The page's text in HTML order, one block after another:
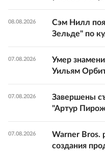
08.08.2026
Сэм Нилл
Зельде" по
07.08.2026
Умер
Уильям
07.08.2026
Завершены
"Артур
07.08.2026
Warner Bros.
создания